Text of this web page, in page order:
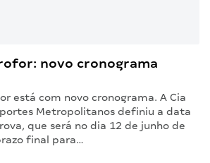
novo cronograma
está com novo cronograma. A Cia
Metropolitanos definiu a data
que será no dia 12 de junho de
final para…